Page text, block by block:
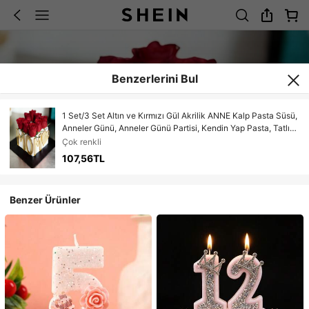
Benzerlerini Bul
1 Set/3 Set Altın ve Kırmızı Gül Akrilik ANNE Kalp Pasta Süsü,
Anneler Günü, Anneler Günü Partisi, Kendin Yap Pasta, Tatlı
Pişirme Dekorasyonu İçin Uygundur
Çok renkli
107,56TL
Benzer Ürünler